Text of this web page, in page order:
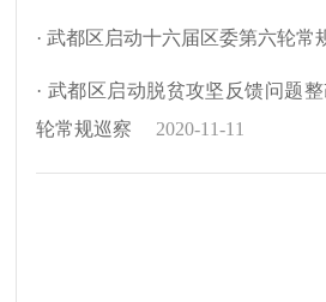
· 武都区启动十六届区委第六轮常
· 武都区启动脱贫攻坚反馈问题
轮常规巡察
2020-11-11